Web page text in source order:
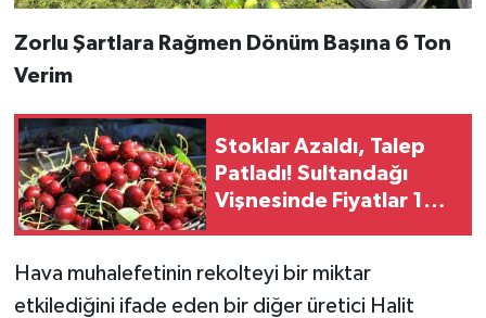
Zorlu Şartlara Rağmen Dönüm Başına 6 Ton
Verim
Stoklar Azaldı, Talep
Patladı! Sultandağı
Vişnesinde Fiyatlar 100
Hava muhalefetinin rekolteyi bir miktar
etkilediğini ifade eden bir diğer üretici Halit